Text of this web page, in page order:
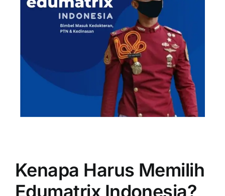
Kenapa Harus Memilih
Edumatrix Indonesia?